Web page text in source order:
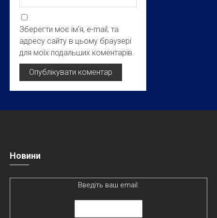
Зберегти моє ім'я, e-mail, та
адресу сайту в цьому браузері
для моїх подальших коментарів.
Новини
Введіть ваш email: